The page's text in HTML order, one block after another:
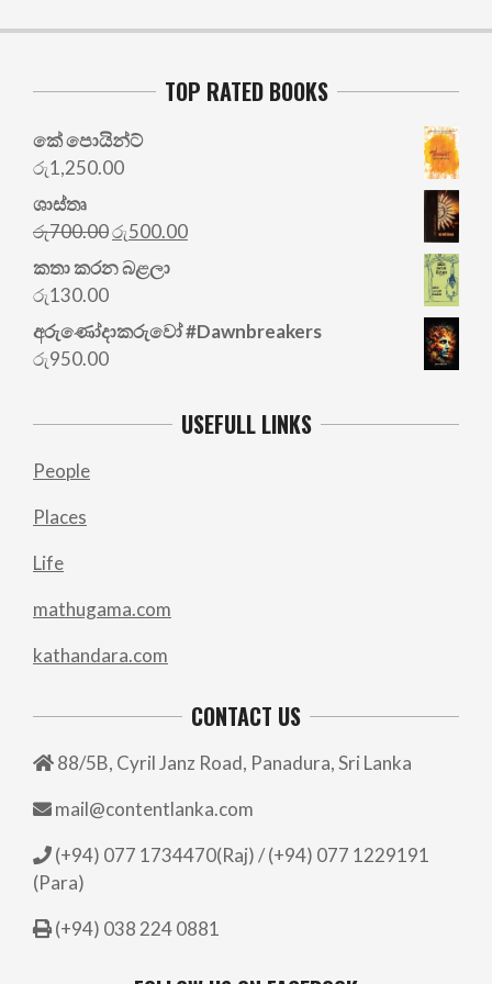
TOP RATED BOOKS
කේ පොයින්ට්
රු1,250.00
ශාස්තෘ
රු700.00Original
price
was:
රු500.00Current
කතා කරන බළලා
රු130.00
අරු‍ණෝදාකරුවෝ #Dawnbreakers
රු950.00
USEFULL LINKS
People
Places
Life
mathugama.com
kathandara.com
CONTACT US
88/5B, Cyril Janz Road, Panadura, Sri Lanka
mail@contentlanka.com
(+94) 077 1734470(Raj) / (+94) 077 1229191
(Para)
(+94) 038 224 0881